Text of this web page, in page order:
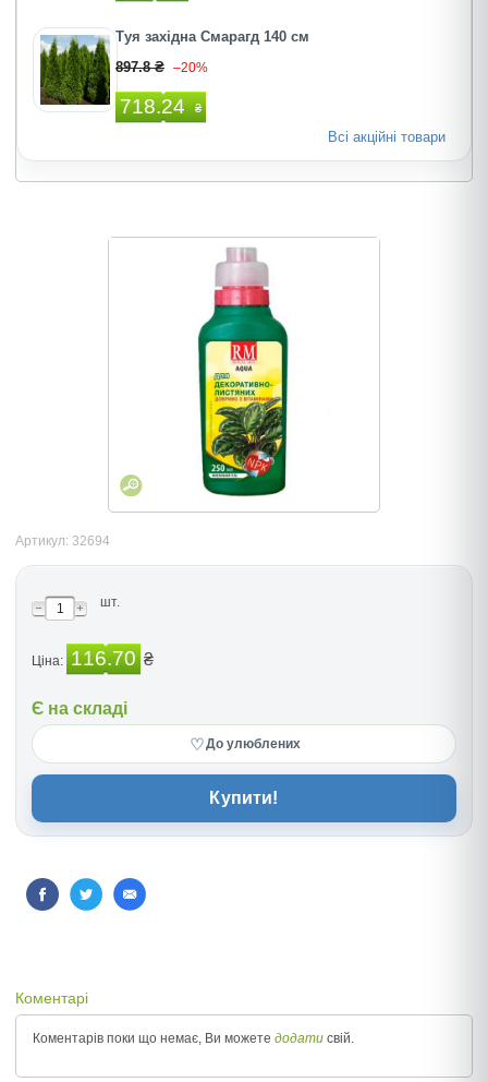
Туя західна Смарагд 140 см
897.8 ₴ –20%
718.24 ₴
Всі акційні товари
Артикул: 32694
шт.
Ціна: 116.70 ₴
Є на складі
♡До улюблених
Купити!
Коментарі
Коментарів поки що немає, Ви можете додати свій.